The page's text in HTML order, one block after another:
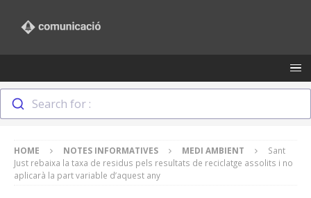
Search for :
HOME NOTES INFORMATIVES MEDI AMBIENT
Sant
Just rebaixa la taxa de residus pels resultats de reciclatge assolits i no
aplicarà la part variable d’aquest any